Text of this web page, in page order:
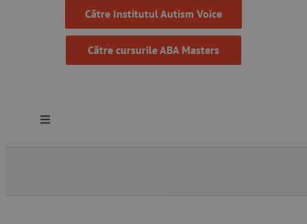
Către Institutul Autism Voice
Către cursurile ABA Masters
Toggle